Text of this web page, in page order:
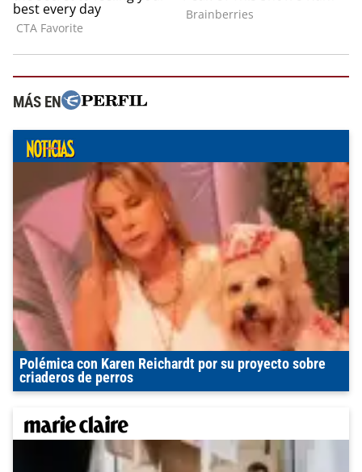
MÁS EN
Polémica con Karen Reichardt por su proyecto sobre
criaderos de perros